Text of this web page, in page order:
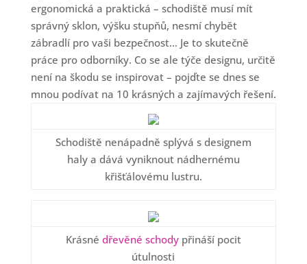
ergonomická a praktická – schodiště musí mít
správný sklon, výšku stupňů, nesmí chybět
zábradlí pro vaši bezpečnost… Je to skutečně
práce pro odborníky. Co se ale týče designu, určitě
není na škodu se inspirovat – pojďte se dnes se
mnou podívat na 10 krásných a zajímavých řešení.
Schodiště nenápadně splývá s designem
haly a dává vyniknout nádhernému
křišťálovému lustru.
Krásné dřevěné schodypřináší pocit
útulnosti